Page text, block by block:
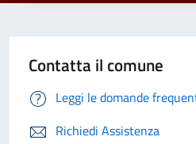
Contatta il comune
Leggi le domande
Richiedi Assistenza